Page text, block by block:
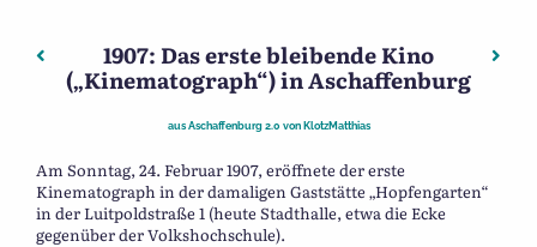
Beitragsnavigation
Vorheriger: Alte Gaststätten (3) – Zum heißen Stein
1907: Das erste bleibende Kino
(„Kinematograph“) in Aschaffenburg
ausAschaffenburg 2.0 von KlotzMatthias
Am Sonntag, 24. Februar 1907, eröffnete der erste
Kinematograph in der damaligen Gaststätte „Hopfengarten“
in der Luitpoldstraße 1 (heute Stadthalle, etwa die Ecke
gegenüber der Volkshochschule).